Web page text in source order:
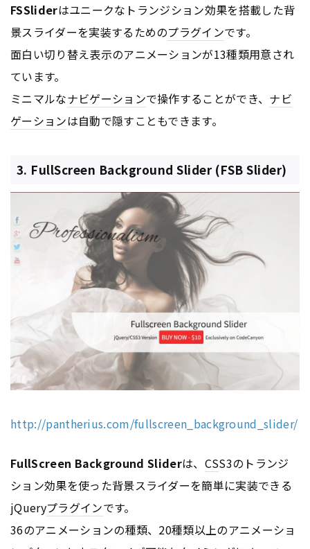
FSSliderはユニークなトランジション効果を搭載した背
景スライダーを実装するためのプラグインです。
面白い切り替え表示のアニメーションが13種類用意され
ています。
ミニマルなナビゲーションで操作することができ、 ナビ
ゲーションは自動で隠すこともできます。
3. FullScreen Background Slider (FSB Slider)
http://pantherius.com/fullscreen_background_slider/
FullScreen Background Sliderは、 CSS3のトランジ
ション効果を使った背景スライダーを簡単に実装できる
jQueryプラグインです。
36のアニメーションの種類、20種類以上のアニメーショ